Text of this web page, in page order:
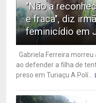
"Não a
e fraca", diz
feminicídio em
Gabriela Ferreira
ao defender a filha de
preso em Turiaçu A Polí...